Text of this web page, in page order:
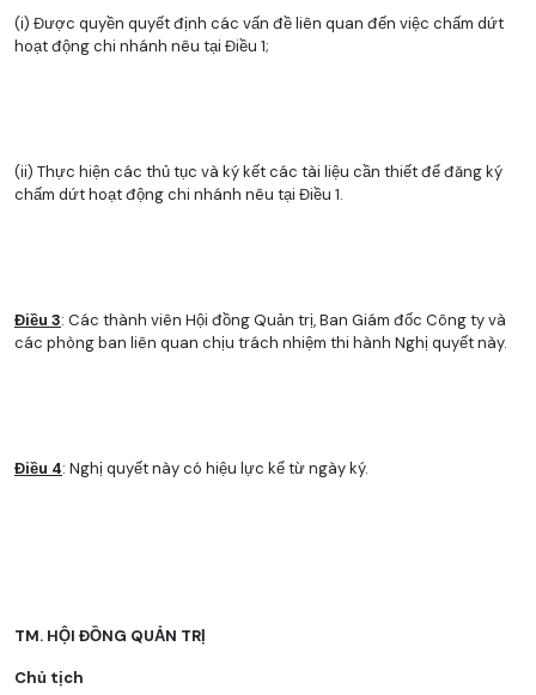
(i) Được quyền quyết định các vấn đề liên quan đến việc chấm dứt
hoạt động chi nhánh nêu tại Điều 1;
(ii) Thực hiện các thủ tục và ký kết các tài liệu cần thiết để đăng ký
chấm dứt hoạt động chi nhánh nêu tại Điều 1.
Điều 3: Các thành viên Hội đồng Quản trị, Ban Giám đốc Công ty và
các phòng ban liên quan chịu trách nhiệm thi hành Nghị quyết này.
Điều 4: Nghị quyết này có hiệu lực kể từ ngày ký.
TM. HỘI ĐỒNG QUẢN TRỊ
Chủ tịch